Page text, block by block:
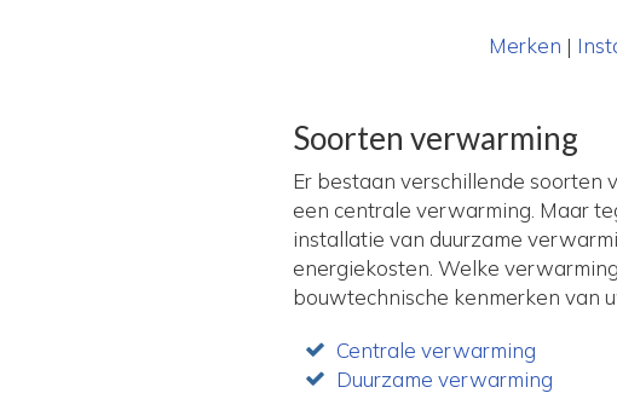
Merken |
Soorten verwarming
Er bestaan verschillende soorten
een centrale verwarming. Maar
installatie van duurzame
energiekosten. Welke
bouwtechnische kenmerken van
Centrale verwarming
Duurzame verwarming